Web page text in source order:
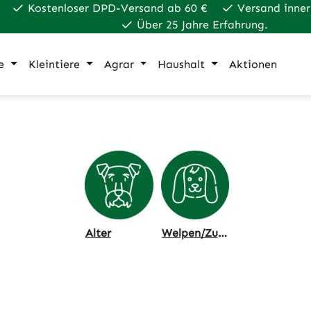
Kostenloser DPD-Versand ab 60 €
Versand
Über 25 Jahre Erfahrung.
Kleintiere Agrar Haushalt Aktionen
Alter Welpen/Zucht